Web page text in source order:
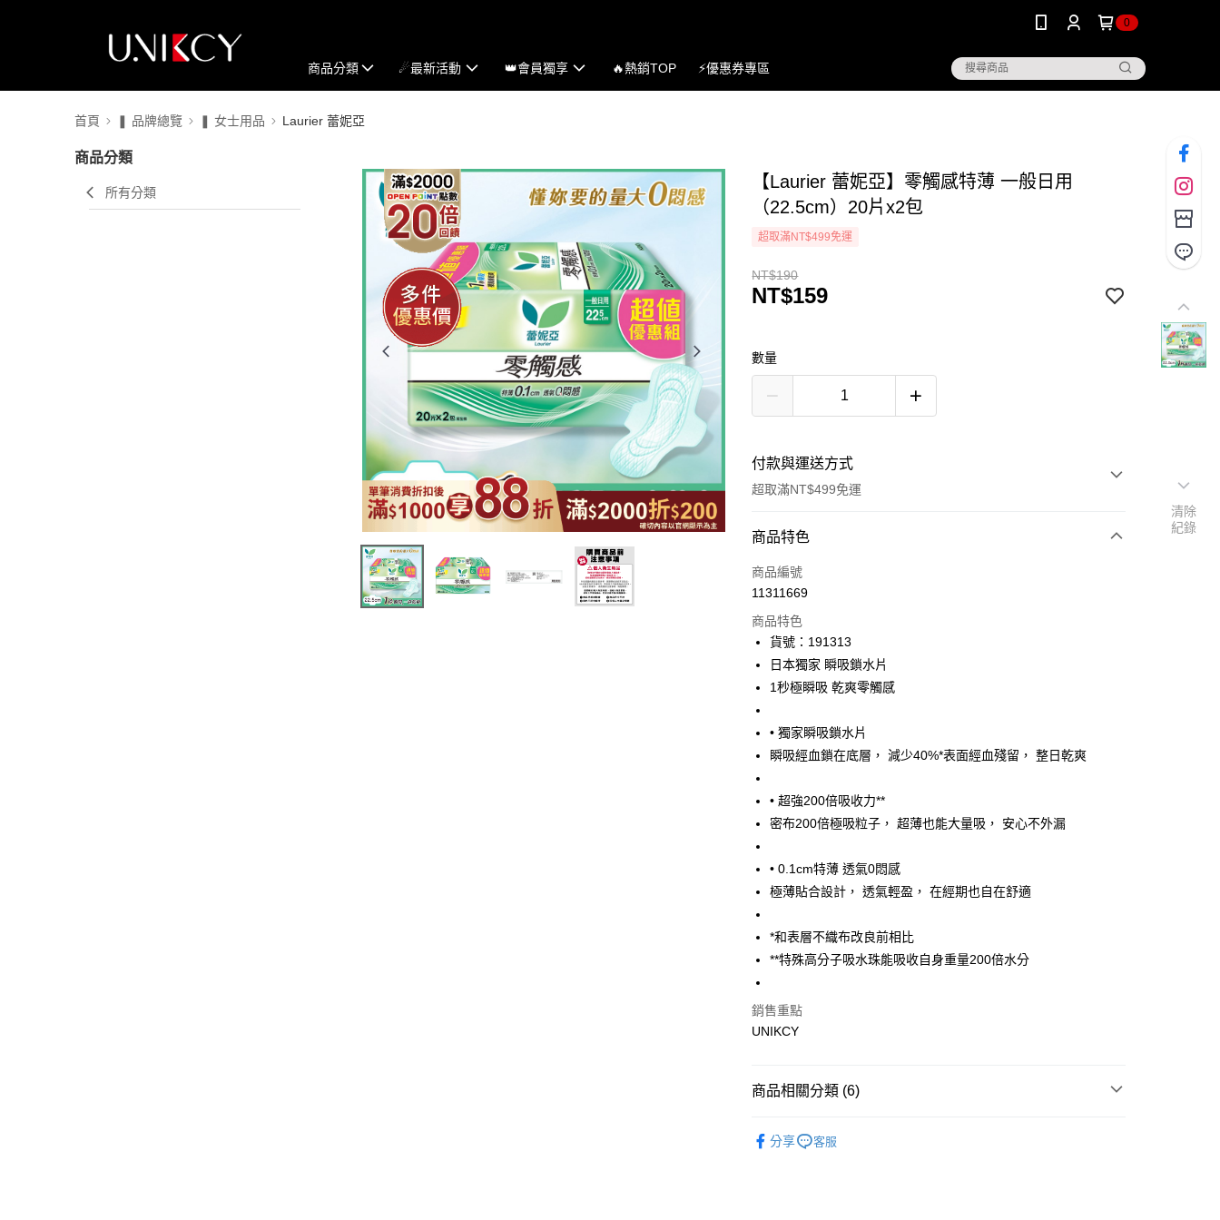
0
商品分類 ☄最新活動 👑會員獨享 🔥熱銷TOP ⚡優惠券專區
首頁 ❚ 品牌總覽 ❚ 女士用品 Laurier 蕾妮亞
商品分類
所有分類
【Laurier 蕾妮亞】零觸感特薄 一般日用
（22.5cm）20片x2包
超取滿NT$499免運
NT$190
NT$159
數量
付款與運送方式
超取滿NT$499免運
付款方式
icash Pay
超商取貨付款
LINE Pay
街口支付
Google Pay
運送方式
7-11取貨付款［需3-5個工作天不含預購商品］
每筆NT$70，滿NT$499(含以上)免運費
付款後7-11取貨［需3-5個工作天不含預購商品］
每筆NT$70，滿NT$499(含以上)免運費
宅配［需2-3個工作天不含預購商品］
每筆NT$100，滿NT$799(含以上)免運費
商品特色
商品編號
11311669
商品特色
貨號：191313
日本獨家 瞬吸鎖水片
1秒極瞬吸 乾爽零觸感
• 獨家瞬吸鎖水片
瞬吸經血鎖在底層， 減少40%*表面經血殘留， 整日乾爽
• 超強200倍吸收力**
密布200倍極吸粒子， 超薄也能大量吸， 安心不外漏
• 0.1cm特薄 透氣0悶感
極薄貼合設計， 透氣輕盈， 在經期也自在舒適
*和表層不織布改良前相比
**特殊高分子吸水珠能吸收自身重量200倍水分
銷售重點
UNIKCY
商品相關分類 (6)
分享 客服
清除
紀錄